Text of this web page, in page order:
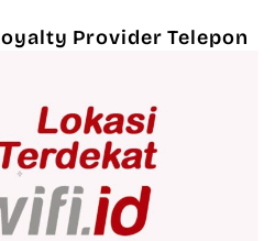
Provider Telepon